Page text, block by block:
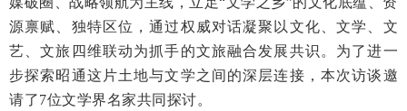
源禀赋、独特区位，通过权威对话凝聚以文化、文学、文
艺、文旅四维联动为抓手的文旅融合发展共识。为了进一
步探索昭通这片土地与文学之间的深层连接，本次访谈邀
请了7位文学界名家共同探讨。